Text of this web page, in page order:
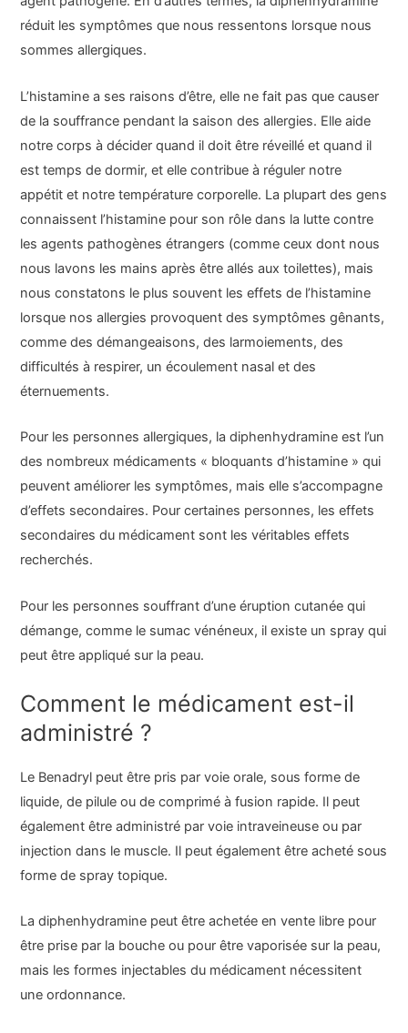
réduit les symptômes que nous ressentons lorsque nous
sommes allergiques.
L’histamine a ses raisons d’être, elle ne fait pas que causer
de la souffrance pendant la saison des allergies. Elle aide
notre corps à décider quand il doit être réveillé et quand il
est temps de dormir, et elle contribue à réguler notre
appétit et notre température corporelle. La plupart des gens
connaissent l’histamine pour son rôle dans la lutte contre
les agents pathogènes étrangers (comme ceux dont nous
nous lavons les mains après être allés aux toilettes), mais
nous constatons le plus souvent les effets de l’histamine
lorsque nos allergies provoquent des symptômes gênants,
comme des démangeaisons, des larmoiements, des
difficultés à respirer, un écoulement nasal et des
éternuements.
Pour les personnes allergiques, la diphenhydramine est l’un
des nombreux médicaments « bloquants d’histamine » qui
peuvent améliorer les symptômes, mais elle s’accompagne
d’effets secondaires. Pour certaines personnes, les effets
secondaires du médicament sont les véritables effets
recherchés.
Pour les personnes souffrant d’une éruption cutanée qui
démange, comme le sumac vénéneux, il existe un spray qui
peut être appliqué sur la peau.
Comment le médicament est-il
administré ?
Le Benadryl peut être pris par voie orale, sous forme de
liquide, de pilule ou de comprimé à fusion rapide. Il peut
également être administré par voie intraveineuse ou par
injection dans le muscle. Il peut également être acheté sous
forme de spray topique.
La diphenhydramine peut être achetée en vente libre pour
être prise par la bouche ou pour être vaporisée sur la peau,
mais les formes injectables du médicament nécessitent
une ordonnance.